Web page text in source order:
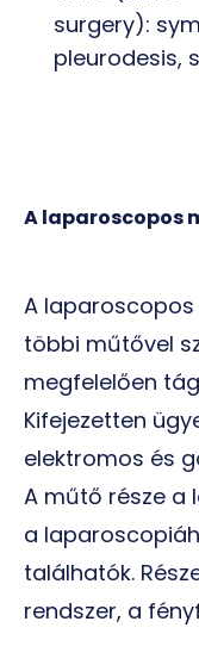
surgery):
pleurodesis,
A laparoscopos
A
többi műtővel
megfelelően
Kifejezetten
elektromos és
A műtő része a
a
találhatók.
rendszer, a